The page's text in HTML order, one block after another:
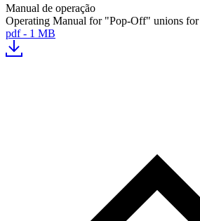
Manual de operação
Operating Manual for "Pop-Off" unions for
pdf - 1 MB